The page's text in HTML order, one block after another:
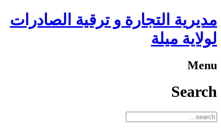
مديرية التجارة و ترقية الصادرات
لولاية ميلة
Menu
Search